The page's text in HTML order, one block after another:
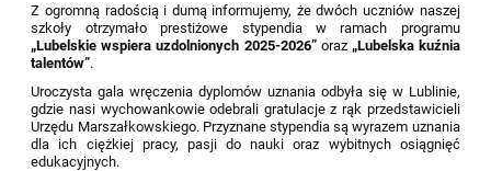
Z ogromną radością i dumą informujemy, że dwóch uczniów naszej
szkoły otrzymało prestiżowe stypendia w ramach programu
„Lubelskie wspiera uzdolnionych 2025-2026”oraz „Lubelska kuźnia
talentów”.
Uroczysta gala wręczenia dyplomów uznania odbyła się w Lublinie,
gdzie nasi wychowankowie odebrali gratulacje z rąk przedstawicieli
Urzędu Marszałkowskiego. Przyznane stypendia są wyrazem uznania
dla ich ciężkiej pracy, pasji do nauki oraz wybitnych osiągnięć
edukacyjnych.